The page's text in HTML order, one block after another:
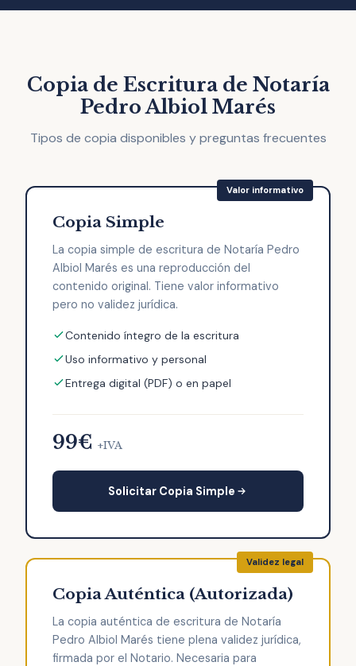
Copia de Escritura de Notaría
Pedro Albiol Marés
Tipos de copia disponibles y preguntas frecuentes
Copia Simple
La copia simple de escritura de Notaría Pedro
Albiol Marés es una reproducción del
contenido original. Tiene valor informativo
pero no validez jurídica.
Contenido íntegro de la escritura
Uso informativo y personal
Entrega digital (PDF) o en papel
99€ +IVA
Solicitar Copia Simple
Copia Auténtica (Autorizada)
La copia auténtica de escritura de Notaría
Pedro Albiol Marés tiene plena validez jurídica,
firmada por el Notario. Necesaria para